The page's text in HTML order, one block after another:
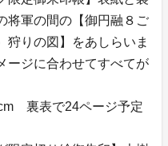
将軍の間の【御円融８ご
狩りの図】をあしらいま
ージに合わせてすべてが
裏表で24ページ予定